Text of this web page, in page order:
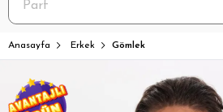
Anasayfa Erkek Gömlek